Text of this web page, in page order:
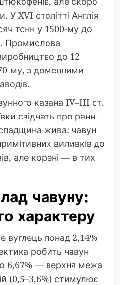
У XVI столітті Англія
тонн у 1500-му до
Промислова
до 12
му, з доменними
казана IV–III ст.
свідчать про ранні
жива: чавун
виливків до
але корені — в тих
чавуну:
характеру
вуглець понад 2,14%
робить чавун
6,67% — верхня межа
(0,5–3,6%) стимулює